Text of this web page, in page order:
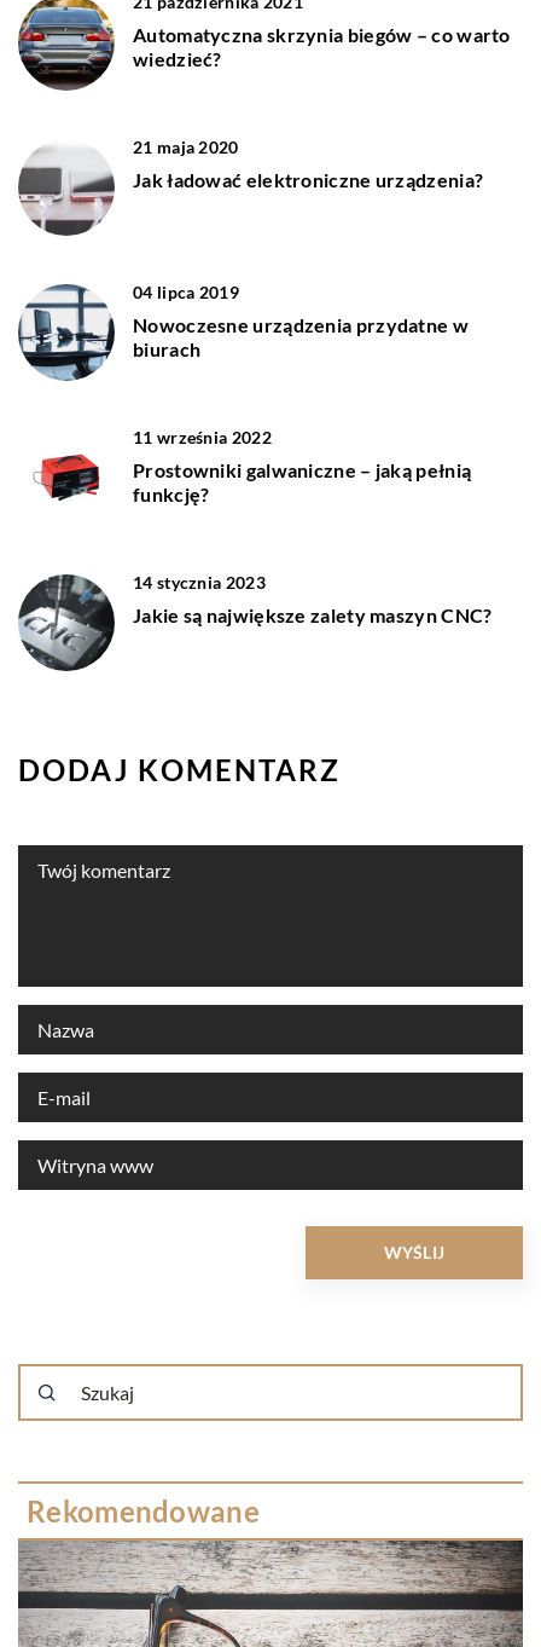
Automatyczna skrzynia biegów – co warto
wiedzieć?
21 maja 2020
Jak ładować elektroniczne urządzenia?
04 lipca 2019
Nowoczesne urządzenia przydatne w
biurach
11 września 2022
Prostowniki galwaniczne – jaką pełnią
funkcję?
14 stycznia 2023
Jakie są największe zalety maszyn CNC?
DODAJ KOMENTARZ
Rekomendowane